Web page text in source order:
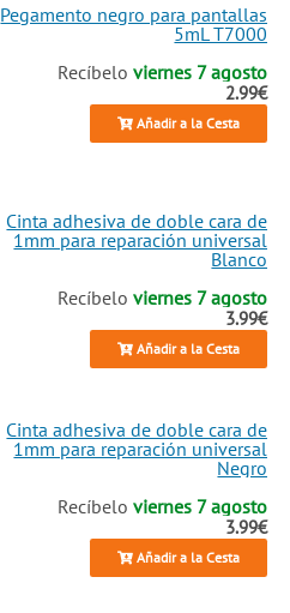
Pegamento negro para pantallas
5mL T7000
Recíbeloviernes 7 agosto
2.99€
Añadir a la Cesta
Cinta adhesiva de doble cara de
1mm para reparación universal
Blanco
Recíbeloviernes 7 agosto
3.99€
Añadir a la Cesta
Cinta adhesiva de doble cara de
1mm para reparación universal
Negro
Recíbeloviernes 7 agosto
3.99€
Añadir a la Cesta